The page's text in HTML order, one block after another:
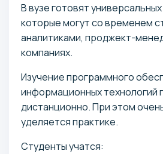
В вузе готовят
которые могут со временем
аналитиками, проджект-
компаниях.
Изучение программного
информационных технологий
дистанционно. При этом
уделяется практике.
Студенты учатся: